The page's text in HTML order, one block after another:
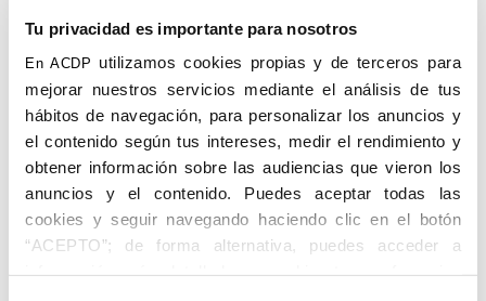
Tu privacidad es importante para nosotros
En ACDP utilizamos cookies propias y de terceros para
mejorar nuestros servicios mediante el análisis de tus
hábitos de navegación, para personalizar los anuncios y
el contenido según tus intereses, medir el rendimiento y
obtener información sobre las audiencias que vieron los
anuncios y el contenido. Puedes aceptar todas las
cookies y seguir navegando haciendo clic en el botón
“ACEPTO”; de forma alternativa, puedes acceder a
información más detallada y cambiar tus preferencias